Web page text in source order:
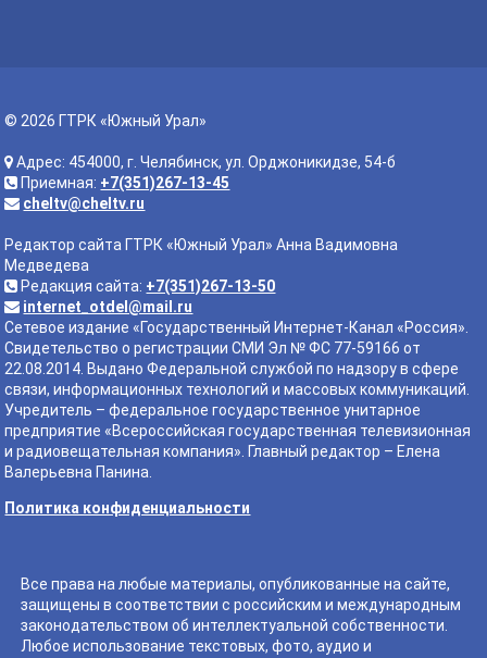
© 2026 ГТРК «Южный Урал»
Адрес: 454000, г. Челябинск, ул. Орджоникидзе, 54-б
Приемная: +7(351)267-13-45
cheltv@cheltv.ru
Редактор сайта ГТРК «Южный Урал» Анна Вадимовна
Медведева
Редакция сайта: +7(351)267-13-50
internet_otdel@mail.ru
Сетевое издание «Государственный Интернет-Канал «Россия».
Свидетельство о регистрации СМИ Эл № ФС 77-59166 от
22.08.2014. Выдано Федеральной службой по надзору в сфере
связи, информационных технологий и массовых коммуникаций.
Учредитель – федеральное государственное унитарное
предприятие «Всероссийская государственная телевизионная
и радиовещательная компания». Главный редактор – Елена
Валерьевна Панина.
Политика конфиденциальности
Все права на любые материалы, опубликованные на сайте,
защищены в соответствии с российским и международным
законодательством об интеллектуальной собственности.
Любое использование текстовых, фото, аудио и